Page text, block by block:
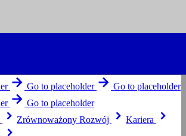
arrow_forward Go to placeholder arrow_forward Go to placeholder
arrow_forward Go to placeholder
keyboard_arrow_right Zrównoważony Rozwój keyboard_arrow_right Kariera keyboard_arrow_right
keyboard_arrow_right